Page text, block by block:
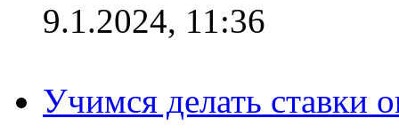
9.1.2024, 11:36
Учимся делать ставки